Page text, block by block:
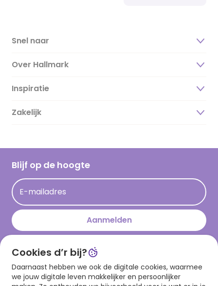
Snel naar
Over Hallmark
Over ons
Duurzaamheid
Hallmark Kaartclub
Acties
Persberichten
Hallmark en Kinderpostzegels
Inspiratie
Magazine
Cadeau inspiratie
Kaartinspiratie
Zakelijk
Blijf op de hoogte
E-mailadres
Aanmelden
Download onze app
Cookies d’r bij?
Daarnaast hebben we ook de digitale cookies, waarmee
we jouw digitale leven makkelijker en persoonlijker